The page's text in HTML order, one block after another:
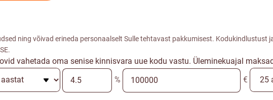
ning võivad erineda personaalselt Sulle tehtavast pakkumisest. Kodukindlustust
vahetada oma senise kinnisvara uue kodu vastu. Üleminekuajal
% €